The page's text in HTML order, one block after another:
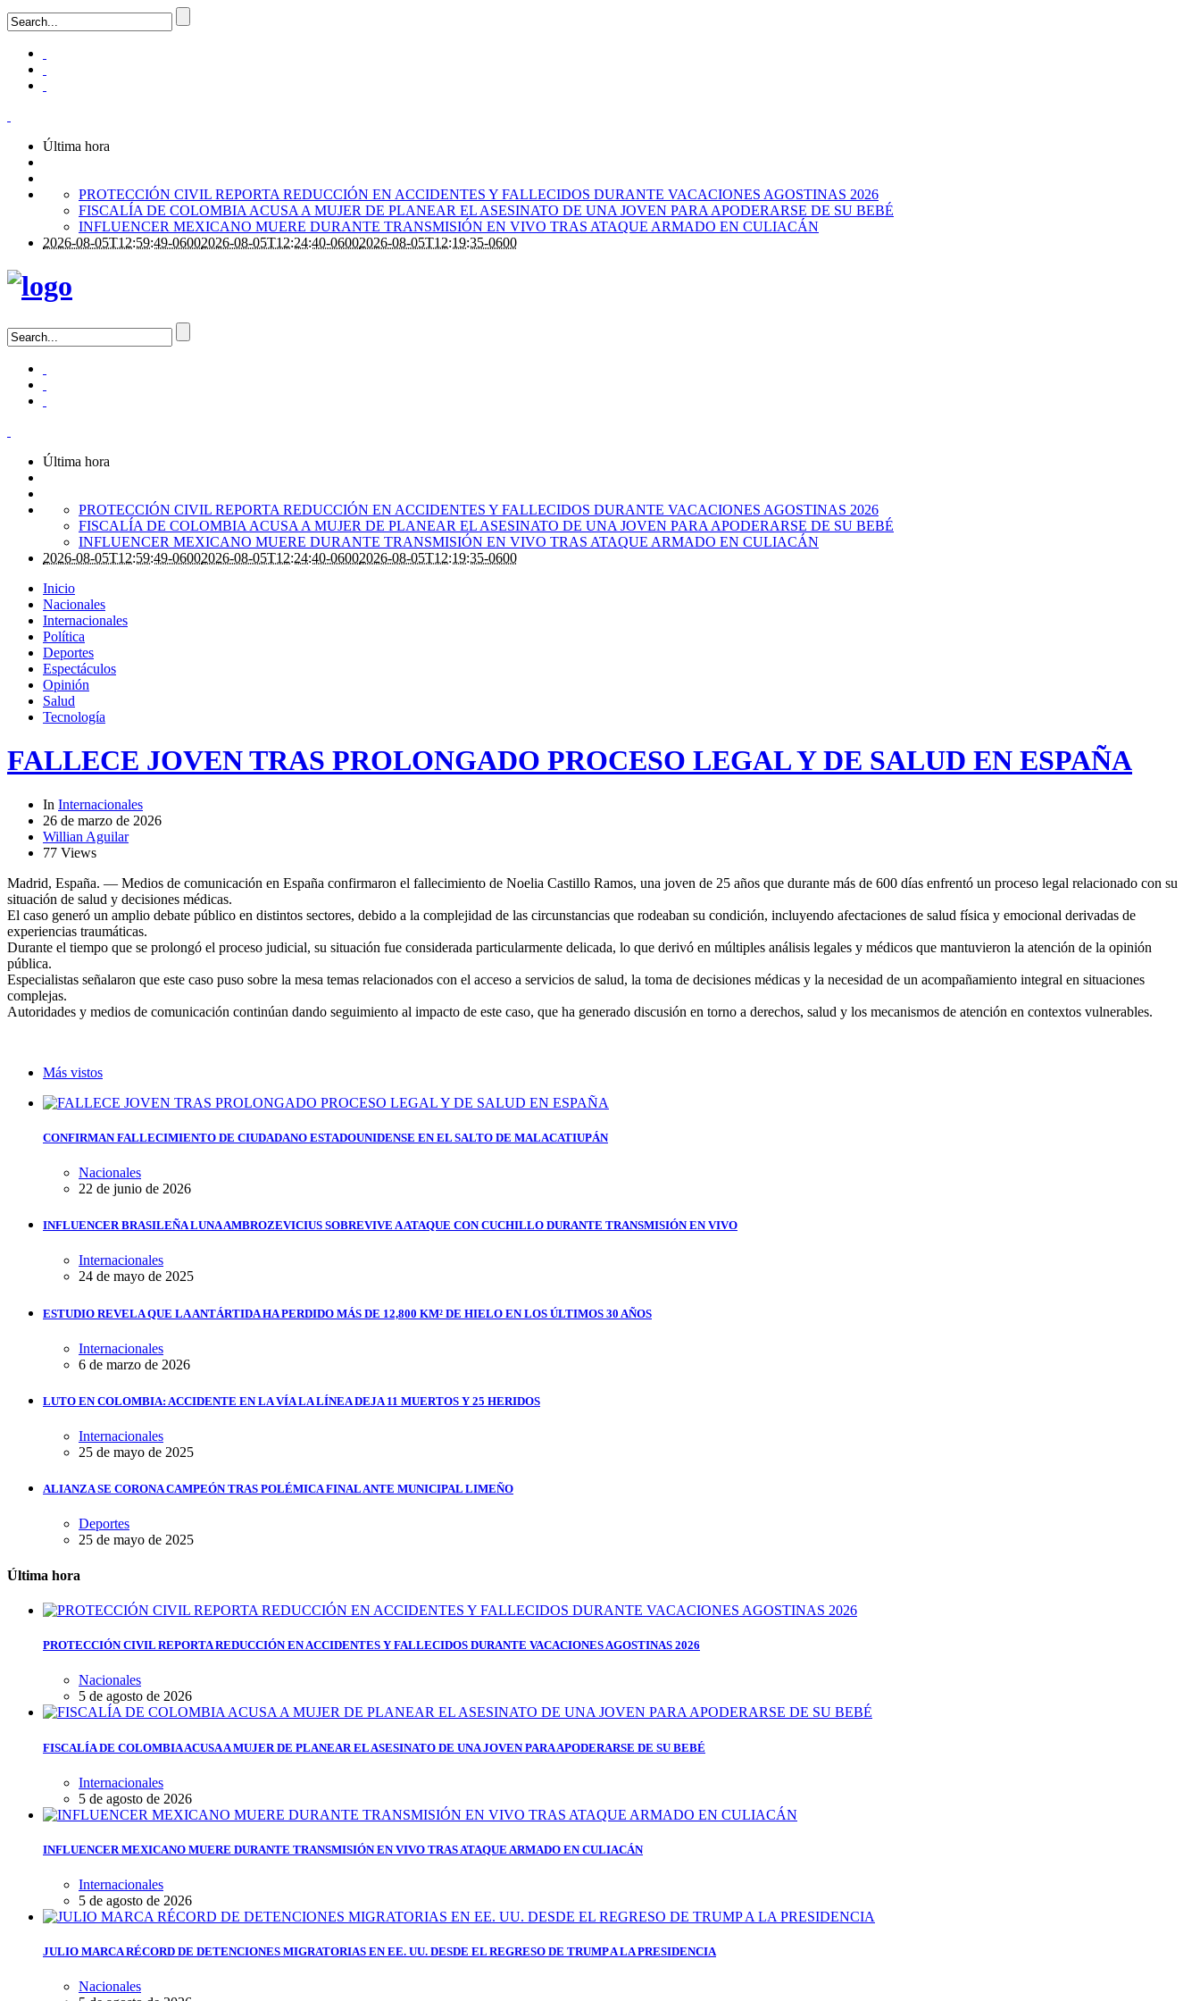
Última hora
PROTECCIÓN CIVIL REPORTA REDUCCIÓN EN ACCIDENTES Y FALLECIDOS DURANTE VACACIONES AGOSTINAS 2026
FISCALÍA DE COLOMBIA ACUSA A MUJER DE PLANEAR EL ASESINATO DE UNA JOVEN PARA APODERARSE DE SU BEBÉ
INFLUENCER MEXICANO MUERE DURANTE TRANSMISIÓN EN VIVO TRAS ATAQUE ARMADO EN CULIACÁN
2026-08-05T12:59:49-06002026-08-05T12:24:40-06002026-08-05T12:19:35-0600
Última hora
PROTECCIÓN CIVIL REPORTA REDUCCIÓN EN ACCIDENTES Y FALLECIDOS DURANTE VACACIONES AGOSTINAS 2026
FISCALÍA DE COLOMBIA ACUSA A MUJER DE PLANEAR EL ASESINATO DE UNA JOVEN PARA APODERARSE DE SU BEBÉ
INFLUENCER MEXICANO MUERE DURANTE TRANSMISIÓN EN VIVO TRAS ATAQUE ARMADO EN CULIACÁN
2026-08-05T12:59:49-06002026-08-05T12:24:40-06002026-08-05T12:19:35-0600
Inicio
Nacionales
Internacionales
Política
Deportes
Espectáculos
Opinión
Salud
Tecnología
FALLECE JOVEN TRAS PROLONGADO PROCESO LEGAL Y DE SALUD EN ESPAÑA
In Internacionales
26 de marzo de 2026
Willian Aguilar
77 Views
Madrid, España. — Medios de comunicación en España confirmaron el fallecimiento de Noelia Castillo Ramos, una joven de 25 años que durante más de 600 días enfrentó un proceso legal relacionado con su
situación de salud y decisiones médicas.
El caso generó un amplio debate público en distintos sectores, debido a la complejidad de las circunstancias que rodeaban su condición, incluyendo afectaciones de salud física y emocional derivadas de
experiencias traumáticas.
Durante el tiempo que se prolongó el proceso judicial, su situación fue considerada particularmente delicada, lo que derivó en múltiples análisis legales y médicos que mantuvieron la atención de la opinión
pública.
Especialistas señalaron que este caso puso sobre la mesa temas relacionados con el acceso a servicios de salud, la toma de decisiones médicas y la necesidad de un acompañamiento integral en situaciones
complejas.
Autoridades y medios de comunicación continúan dando seguimiento al impacto de este caso, que ha generado discusión en torno a derechos, salud y los mecanismos de atención en contextos vulnerables.
Más vistos
CONFIRMAN FALLECIMIENTO DE CIUDADANO ESTADOUNIDENSE EN EL SALTO DE MALACATIUPÁN
Nacionales
22 de junio de 2026
INFLUENCER BRASILEÑA LUNA AMBROZEVICIUS SOBREVIVE A ATAQUE CON CUCHILLO DURANTE TRANSMISIÓN EN VIVO
Internacionales
24 de mayo de 2025
ESTUDIO REVELA QUE LA ANTÁRTIDA HA PERDIDO MÁS DE 12,800 KM² DE HIELO EN LOS ÚLTIMOS 30 AÑOS
Internacionales
6 de marzo de 2026
LUTO EN COLOMBIA: ACCIDENTE EN LA VÍA LA LÍNEA DEJA 11 MUERTOS Y 25 HERIDOS
Internacionales
25 de mayo de 2025
ALIANZA SE CORONA CAMPEÓN TRAS POLÉMICA FINAL ANTE MUNICIPAL LIMEÑO
Deportes
25 de mayo de 2025
Última hora
PROTECCIÓN CIVIL REPORTA REDUCCIÓN EN ACCIDENTES Y FALLECIDOS DURANTE VACACIONES AGOSTINAS 2026
Nacionales
5 de agosto de 2026
FISCALÍA DE COLOMBIA ACUSA A MUJER DE PLANEAR EL ASESINATO DE UNA JOVEN PARA APODERARSE DE SU BEBÉ
Internacionales
5 de agosto de 2026
INFLUENCER MEXICANO MUERE DURANTE TRANSMISIÓN EN VIVO TRAS ATAQUE ARMADO EN CULIACÁN
Internacionales
5 de agosto de 2026
JULIO MARCA RÉCORD DE DETENCIONES MIGRATORIAS EN EE. UU. DESDE EL REGRESO DE TRUMP A LA PRESIDENCIA
Nacionales